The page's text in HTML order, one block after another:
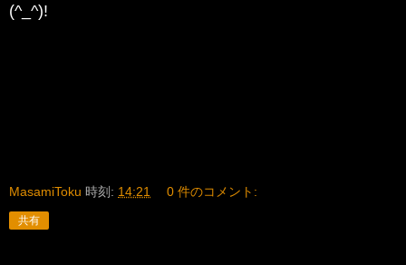
(^_^)!
MasamiToku 時刻: 14:21 0 件のコメント:
共有